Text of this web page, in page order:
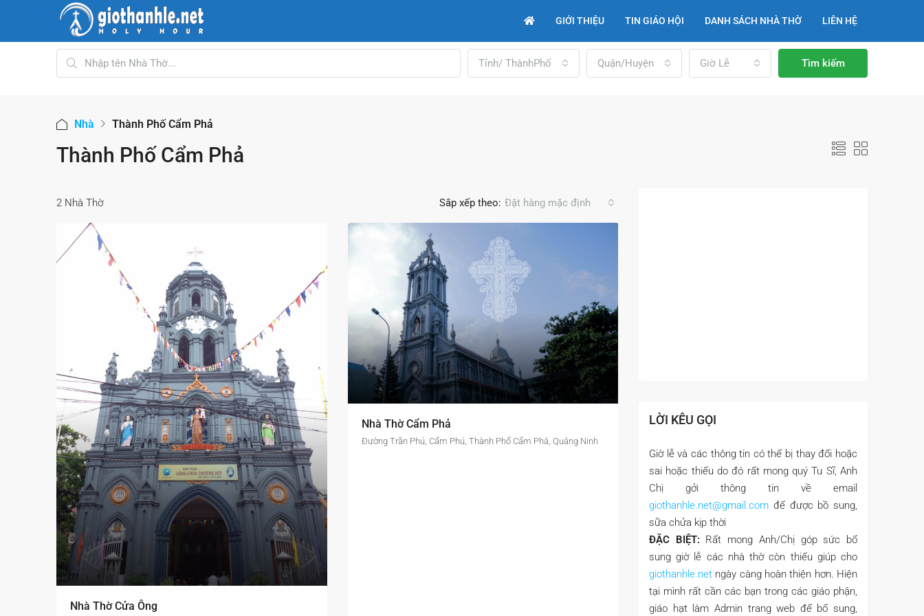
GIỚI THIỆU TIN GIÁO HỘI DANH SÁCH NHÀ THỜ LIÊN HỆ
Tỉnh/ ThànhPhố Quận/Huyện Giờ Lễ Tìm kiếm
Nhà Thành Phố Cẩm Phả
Thành Phố Cẩm Phả
2 Nhà Thờ Sắp xếp theo: Đặt hàng mặc định
Nhà Thờ Cửa Ông
Nhà Thờ Cẩm Phả
Đường Trần Phú, Cẩm Phú, Thành Phố Cẩm Phả, Quảng Ninh
LỜI KÊU GỌI
Giờ lễ và các thông tin có thể bị thay đổi hoặc
sai hoặc thiếu do đó rất mong quý Tu Sĩ, Anh
Chị gởi thông tin về email
giothanhle.net@gmail.com để được bồ sung,
sữa chửa kịp thời
ĐẶC BIỆT: Rất mong Anh/Chị góp sức bổ
sung giờ lễ các nhà thờ còn thiếu giúp cho
giothanhle.net ngày càng hoàn thiện hơn. Hiện
tại mình rất cần các bạn trong các giáo phận,
giáo hạt làm Admin trang web để bổ sung,